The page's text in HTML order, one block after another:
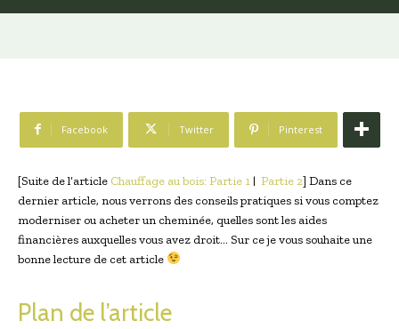
Facebook Twitter Pinterest
[Suite de l’article Chauffage au bois: Partie 1| Partie 2] Dans ce
dernier article, nous verrons des conseils pratiques si vous comptez
moderniser ou acheter un cheminée, quelles sont les aides
financières auxquelles vous avez droit… Sur ce je vous souhaite une
bonne lecture de cet article
Plan de l’article